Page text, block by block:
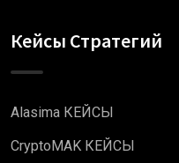
Кейсы Стратегий
Alasima КЕЙСЫ
CryptoMAK КЕЙСЫ